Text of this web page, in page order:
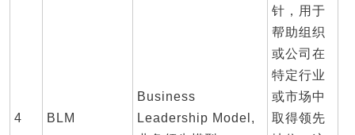
4 BLM
Business
Leadership Model,
针，用于
帮助组织
或公司在
特定行业
或市场中
取得领先